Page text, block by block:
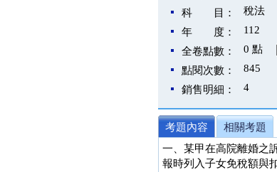
科 目：
稅法
年 度：
112
全卷點數：
0 點
點閱次數：
845
銷售明細：
4
考題內容
相關考題
一、某甲在高院離婚之
報時列入子女免稅額與